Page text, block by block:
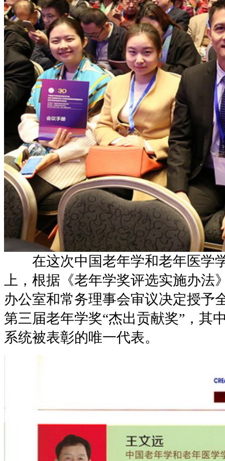
在这次中国老年学和老年医学
上，根据《老年学奖评选实施办法
办公室和常务理事会审议决定授予
第三届老年学奖“杰出贡献奖”，其
系统被表彰的唯一代表。